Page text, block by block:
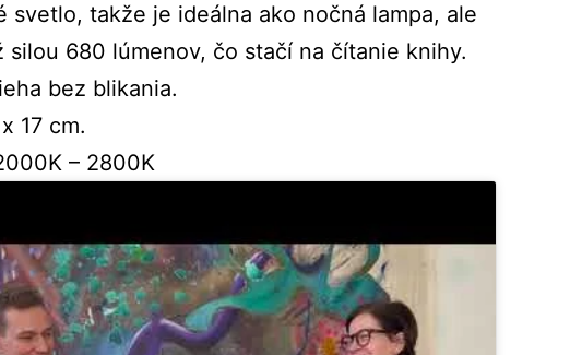
svetlo, takže je ideálna ako nočná lampa, ale
silou 680 lúmenov, čo stačí na čítanie knihy.
bez blikania.
17 cm.
– 2800K